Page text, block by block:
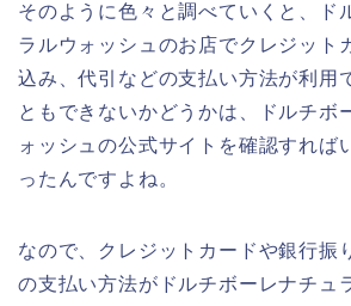
そのように色々と調べていくと、ド
ラルウォッシュのお店でクレジット
込み、代引などの支払い方法が利用
ともできないかどうかは、ドルチボ
ォッシュの公式サイトを確認すれば
ったんですよね。
なので、クレジットカードや銀行振
の支払い方法がドルチボーレナチュ